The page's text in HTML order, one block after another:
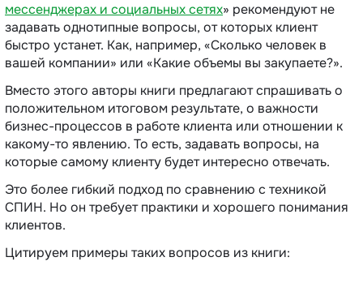
мессенджерах и социальных сетях‎» рекомендуют не
задавать однотипные вопросы, от которых клиент
быстро устанет. Как, например, «‎Сколько человек в
вашей компании» или «‎Какие объемы вы закупаете?».
Вместо этого авторы книги предлагают спрашивать о
положительном итоговом результате, о важности
бизнес-процессов в работе клиента или отношении к
какому-то явлению. То есть, задавать вопросы, на
которые самому клиенту будет интересно отвечать.
Это более гибкий подход по сравнению с техникой
СПИН. Но он требует практики и хорошего понимания
клиентов.
Цитируем примеры таких вопросов из книги: